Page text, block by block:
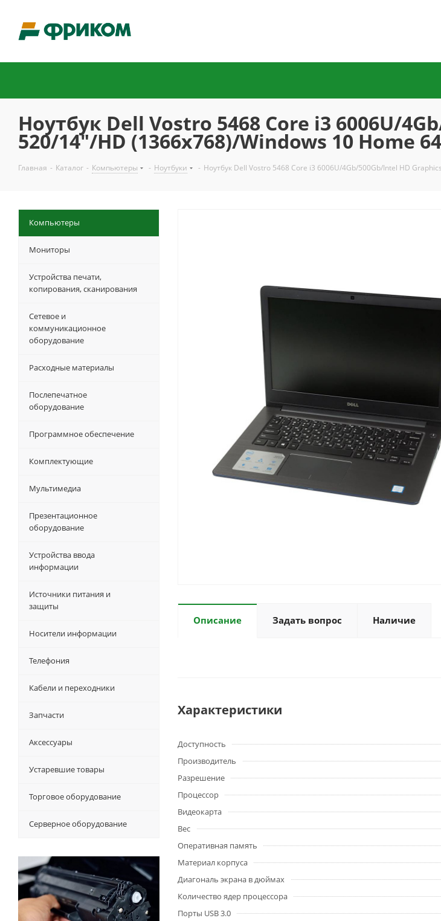
Ноутбук Dell Vostro 5468 Core i3 6006U/
520/14"/HD (1366x768)/Windows 10 Home
Главная - Каталог - Компьютеры - Ноутбуки - Ноутбук Dell Vostro 5468 Core i3 6006U/4Gb/500Gb/Intel HD
Описание Задать вопрос Наличие
Характеристики
Доступность
Производитель
Разрешение
Процессор
Видеокарта
Вес
Оперативная память
Материал корпуса
Диагональ экрана в дюймах
Количество ядер процессора
Порты USB 3.0
Компьютеры
Мониторы
Устройства печати,
копирования, сканирования
Сетевое и
коммуникационное
оборудование
Расходные материалы
Послепечатное
оборудование
Программное обеспечение
Комплектующие
Мультимедиа
Презентационное
оборудование
Устройства ввода
информации
Источники питания и
защиты
Носители информации
Телефония
Кабели и переходники
Запчасти
Аксессуары
Устаревшие товары
Торговое оборудование
Серверное оборудование